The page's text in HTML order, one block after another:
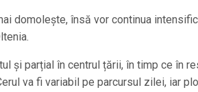
domolește, însă vor continua
și parțial în centrul țării, în timp ce în
va fi variabil pe parcursul zilei, iar